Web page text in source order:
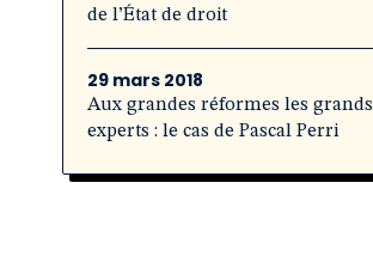
de l’État de droit
29 mars 2018
Aux grandes réformes les grands
experts : le cas de Pascal Perri